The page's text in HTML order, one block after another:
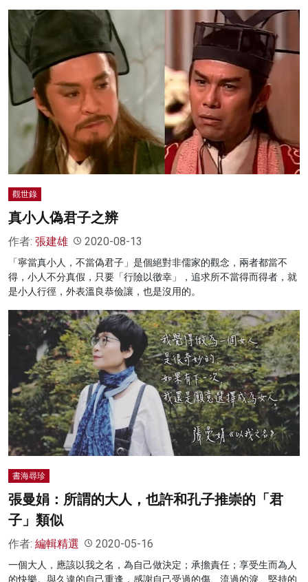
觀世錄
真小人偽君子之辨
作者: 張建雄 2020-08-13
「寧當真小人，不當偽君子」是個絕對非儒家的觀念，兩者都當不
得，小人不分真假，只要「行險以徼幸」，追求所不當得而得者，就
是小人行徑，外表溫良恭儉讓，也是沒用的。
書海尋珍
張曼娟：所謂的大人，也許和孔子推崇的「君
子」類似
作者: 編輯精選 2020-05-16
一個大人，應該以我之名，為自己做決定；承擔責任；享受生而為人
的快樂。與久違的自己重逢，感謝自己受過的傷、流過的淚、堅持的